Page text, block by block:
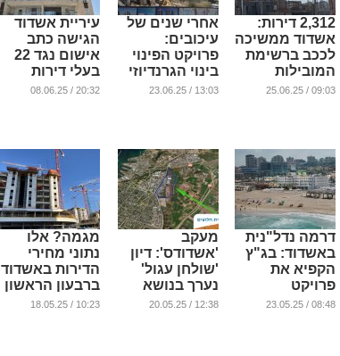
2,312 דירות:
אשדוד ממשיכה
לככב ברשימת
המובילות
בהתחלות בניה
09:03 / 25.06.25
אחרי שנים של
עיכובים:
פרויקט הפינוי
בינוי הגרנדיוזי
באשדוד יוצא
13:03 / 23.06.25
עיריית אשדוד
הגישה כתב
אישום נגד 22
בעלי דירות
בבניין מסוכן
20:32 / 08.06.25
דרמה נדל"נית
באשדוד: בג"ץ
הקפיא את
פרויקט
המלונות בחוף
08:48 / 23.05.25
מעקב
'אשדודס': דיון
'שולחן עגול'
נערך בנושא
הרובע החרדי
12:38 / 20.05.25
מגמה? אלו
נתוני מחירי
הדירות באשדוד
ברבעון הראשון
של השנה
10:23 / 18.05.25